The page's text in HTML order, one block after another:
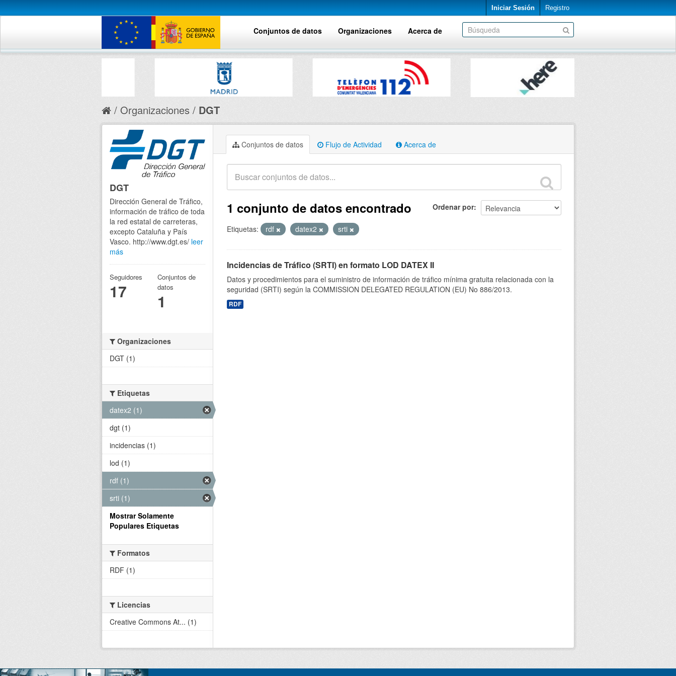
Iniciar Sesión Registro
Conjuntos de datos Organizaciones Acerca de
Organizaciones DGT
Conjuntos de datos Flujo de Actividad Acerca de
Ordenar por
1 conjunto de datos encontrado
Etiquetas: rdf datex2 srti
Incidencias de Tráfico (SRTI) en formato LOD DATEX II
Datos y procedimientos para el suministro de información de tráfico mínima gratuita relacionada con la
seguridad (SRTI) según la COMMISSION DELEGATED REGULATION (EU) No 886/2013.
RDF
DGT
Dirección General de Tráfico,
información de tráfico de toda
la red estatal de carreteras,
excepto Cataluña y País
Vasco. http://www.dgt.es/ leer
más
Seguidores
17
Conjuntos de
datos
1
Organizaciones
DGT (1)
Etiquetas
datex2 (1)
dgt (1)
incidencias (1)
lod (1)
rdf (1)
srti (1)
Mostrar Solamente
Populares Etiquetas
Formatos
RDF (1)
Licencias
Creative Commons At... (1)